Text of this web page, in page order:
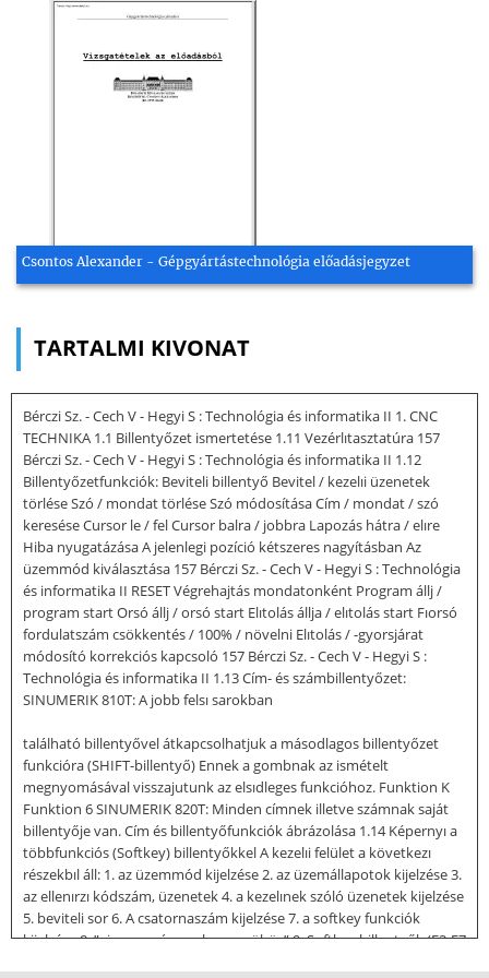
Csontos Alexander - Gépgyártástechnológia előadásjegyzet
TARTALMI KIVONAT
Bérczi Sz. - Cech V - Hegyi S : Technológia és informatika II 1. CNC
TECHNIKA 1.1 Billentyőzet ismertetése 1.11 Vezérlıtasztatúra 157
Bérczi Sz. - Cech V - Hegyi S : Technológia és informatika II 1.12
Billentyőzetfunkciók: Beviteli billentyő Bevitel / kezelıi üzenetek
törlése Szó / mondat törlése Szó módosítása Cím / mondat / szó
keresése Cursor le / fel Cursor balra / jobbra Lapozás hátra / elıre
Hiba nyugatázása A jelenlegi pozíció kétszeres nagyításban Az
üzemmód kiválasztása 157 Bérczi Sz. - Cech V - Hegyi S : Technológia
és informatika II RESET Végrehajtás mondatonként Program állj /
program start Orsó állj / orsó start Elıtolás állja / elıtolás start Fıorsó
fordulatszám csökkentés / 100% / növelni Elıtolás / -gyorsjárat
módosító korrekciós kapcsoló 157 Bérczi Sz. - Cech V - Hegyi S :
Technológia és informatika II 1.13 Cím- és számbillentyőzet:
SINUMERIK 810T: A jobb felsı sarokban
található billentyővel átkapcsolhatjuk a másodlagos billentyőzet
funkcióra (SHIFT-billentyő) Ennek a gombnak az ismételt
megnyomásával visszajutunk az elsıdleges funkcióhoz. Funktion K
Funktion 6 SINUMERIK 820T: Minden címnek illetve számnak saját
billentyője van. Cím és billentyőfunkciók ábrázolása 1.14 Képernyı a
többfunkciós (Softkey) billentyőkkel A kezelıi felület a következı
részekbıl áll: 1. az üzemmód kijelzése 2. az üzemállapotok kijelzése 3.
az ellenırzı kódszám, üzenetek 4. a kezelınek szóló üzenetek kijelzése
5. beviteli sor 6. A csatornaszám kijelzése 7. a softkey funkciók
kijelzése 8. ”visszaugrás az elızı menühöz” 9. Softkey billentyők (F3-F7